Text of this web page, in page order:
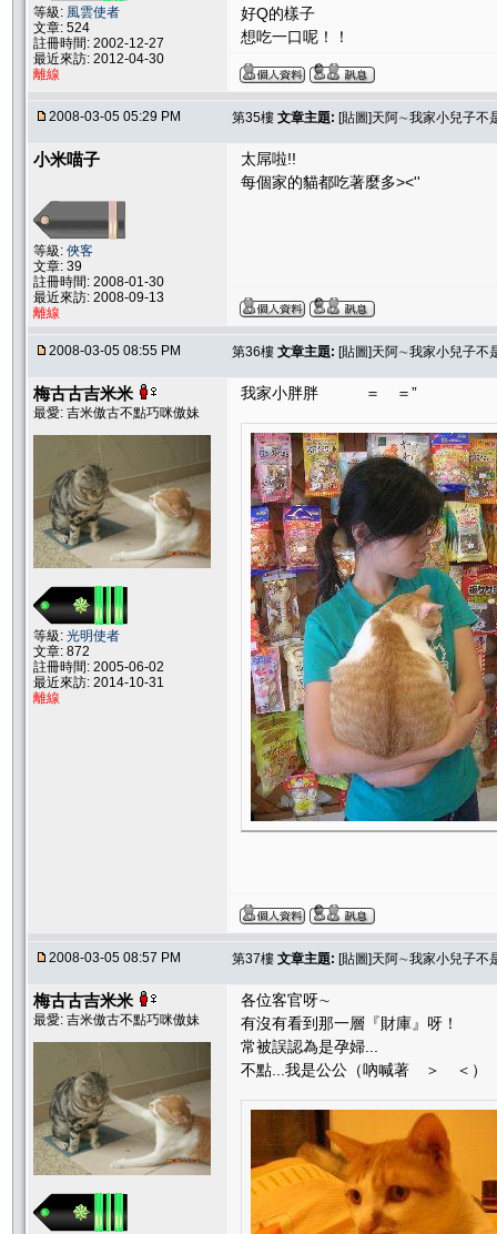
等級: 風雲使者
文章: 524
註冊時間: 2002-12-27
最近來訪: 2012-04-30
離線
好Q的樣子
想吃一口呢！！
2008-03-05 05:29 PM 第35樓 文章主題: [貼圖]天阿∼我家小兒子不
小米喵子
等級: 俠客
文章: 39
註冊時間: 2008-01-30
最近來訪: 2008-09-13
離線
太屌啦!!
每個家的貓都吃著麼多><''
2008-03-05 08:55 PM 第36樓 文章主題: [貼圖]天阿∼我家小兒子不
梅古古吉米米
最愛: 吉米傲古不點巧咪傲妹
等級: 光明使者
文章: 872
註冊時間: 2005-06-02
最近來訪: 2014-10-31
離線
我家小胖胖 ＝ ＝”
2008-03-05 08:57 PM 第37樓 文章主題: [貼圖]天阿∼我家小兒子不
梅古古吉米米
最愛: 吉米傲古不點巧咪傲妹
各位客官呀∼
有沒有看到那一層『財庫』呀！
常被誤認為是孕婦...
不點...我是公公（吶喊著 ＞ ＜）